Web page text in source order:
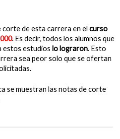
corte de esta carrera en el curso
. Es decir, todos los alumnos que
estos estudios lo lograron. Esto
sea peor solo que se ofertan
se muestran las notas de corte